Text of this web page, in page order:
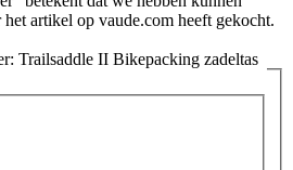
artikel op vaude.com heeft gekocht.
Trailsaddle II Bikepacking zadeltas